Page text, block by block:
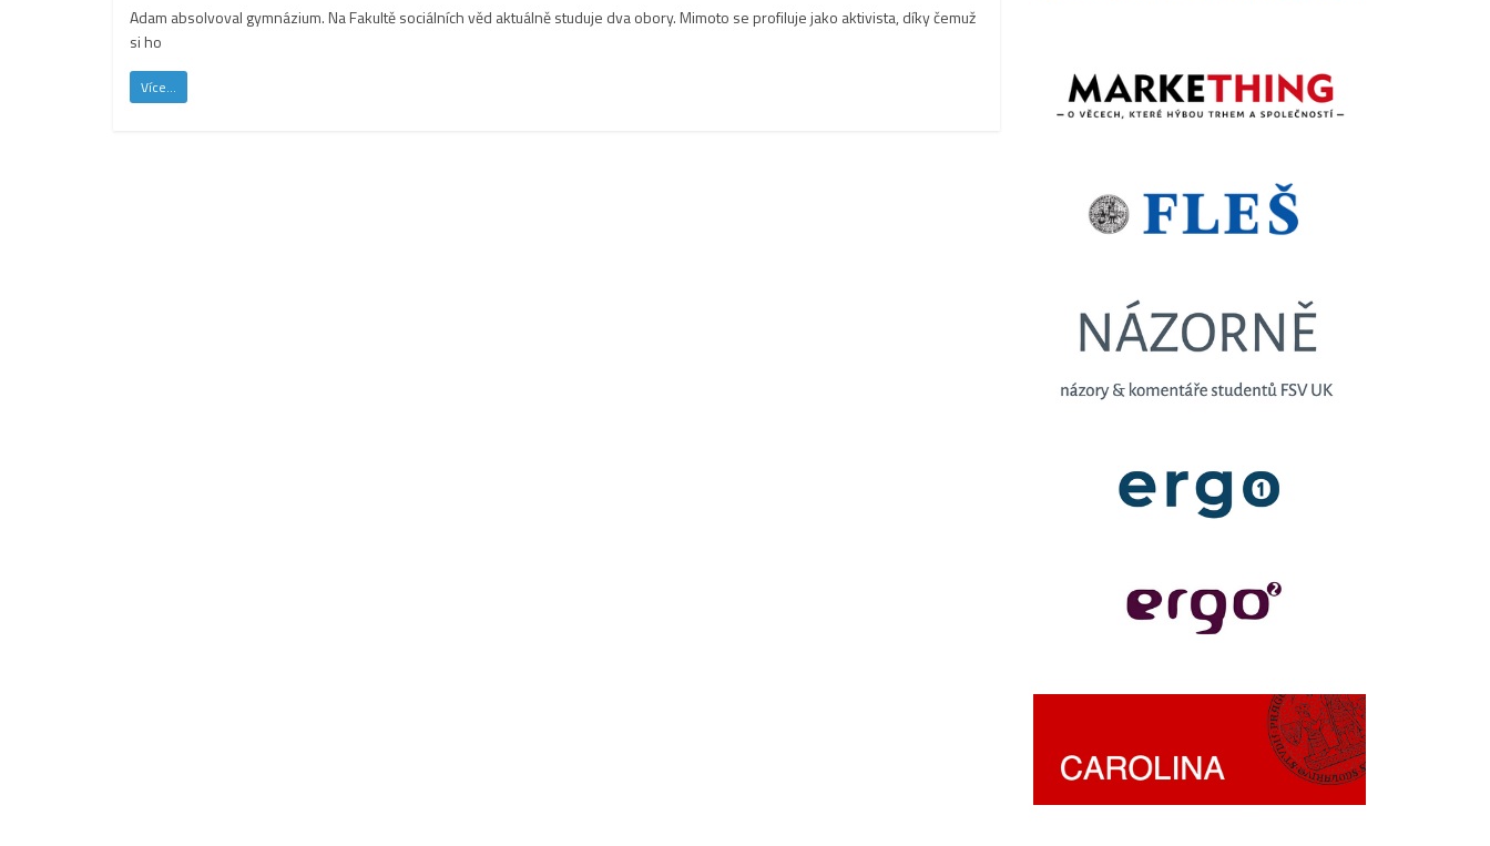
Adam absolvoval gymnázium. Na Fakultě sociálních věd aktuálně studuje dva obory. Mimoto se profiluje jako aktivista, díky čemuž
si ho
Více...